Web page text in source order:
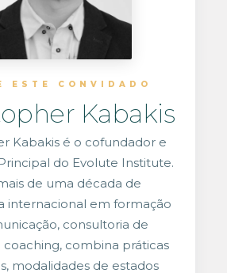
ESTE CONVIDADO
Kabakis
Kabakis é o cofundador e
do Evolute Institute.
de uma década de
internacional em formação
consultoria de
coaching, combina práticas
modalidades de estados